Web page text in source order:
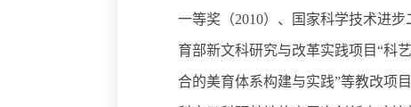
一等奖（2010）、国家科学技术进
育部新文科研究与改革实践项目“科
合的美育体系构建与实践”等教改项